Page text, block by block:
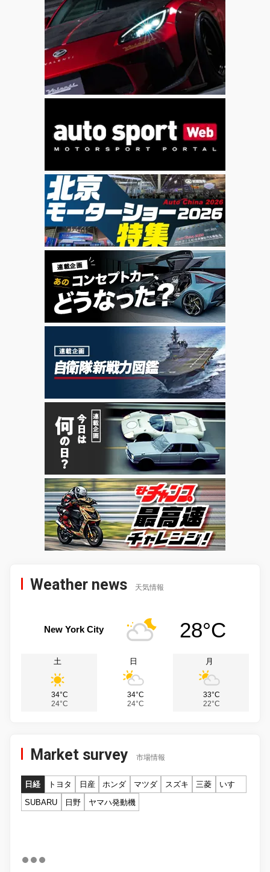
Weather news 天気情報
New York City 28°C
土
34°C
24°C
日
34°C
24°C
月
33°C
22°C
Market survey 市場情報
日経 トヨタ 日産 ホンダ マツダ スズキ 三菱
いすゞ
SUBARU
日野 ヤマハ発動機